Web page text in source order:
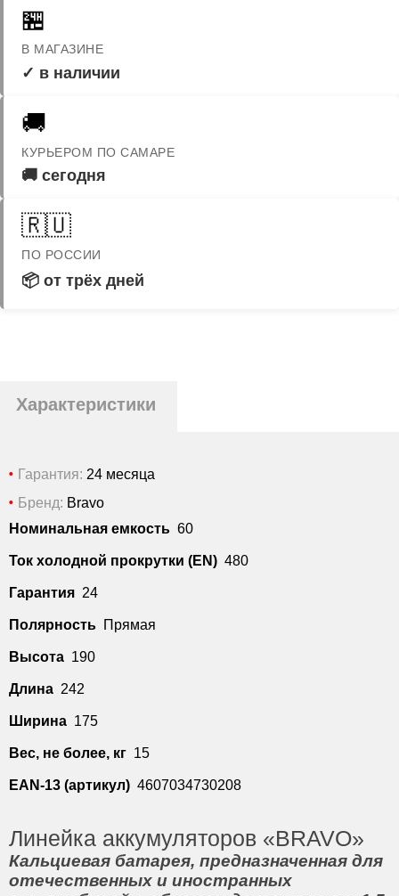
🏪
В МАГАЗИНЕ
✓ в наличии
🚚
КУРЬЕРОМ ПО САМАРЕ
🚚 сегодня
🇷🇺
ПО РОССИИ
📦 от трёх дней
Характеристики
Гарантия: 24 месяца
Бренд: Bravo
Номинальная емкость 60
Ток холодной прокрутки (EN) 480
Гарантия 24
Полярность Прямая
Высота 190
Длина 242
Ширина 175
Вес, не более, кг 15
EAN-13 (артикул) 4607034730208
Линейка аккумуляторов «BRAVO»
Кальциевая батарея, предназначенная для
отечественных и иностранных